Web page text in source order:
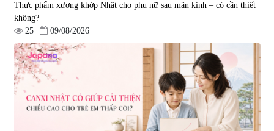
Thực phẩm xương khớp Nhật cho phụ nữ sau mãn kinh – có cần thiết
không?
25
09/08/2026